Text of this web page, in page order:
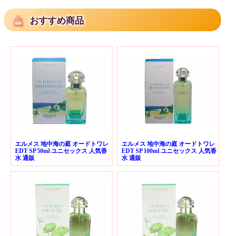
おすすめ商品
エルメス 地中海の庭 オードトワレ
EDT SP 50ml ユニセックス 人気香
水 通販
エルメス 地中海の庭 オードトワレ
EDT SP 100ml ユニセックス 人気香
水 通販